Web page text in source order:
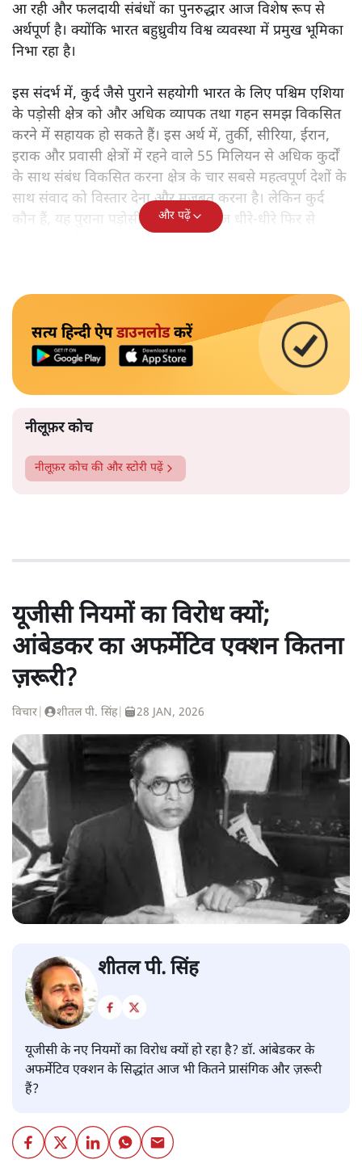
आ रही और फलदायी संबंधों का पुनरुद्धार आज विशेष रूप से
अर्थपूर्ण है। क्योंकि भारत बहुध्रुवीय विश्व व्यवस्था में प्रमुख भूमिका
निभा रहा है।
इस संदर्भ में, कुर्द जैसे पुराने सहयोगी भारत के लिए पश्चिम एशिया
के पड़ोसी क्षेत्र को और अधिक व्यापक तथा गहन समझ विकसित
करने में सहायक हो सकते हैं। इस अर्थ में, तुर्की, सीरिया, ईरान,
इराक और प्रवासी क्षेत्रों में रहने वाले 55 मिलियन से अधिक कुर्दों
के साथ संबंध विकसित करना क्षेत्र के चार सबसे महत्वपूर्ण देशों के
साथ संवाद को विस्तार देना और मजबूत करना है। लेकिन कुर्द
कौन हैं, यह पुराना पड़ोसी जिसे भारत आज धीरे-धीरे फिर से
और पढ़ें
सत्य हिन्दी ऐपडाउनलोडकरें
नीलूफ़र कोच
नीलूफ़र कोच की और स्टोरी पढ़ें
यूजीसी नियमों का विरोध क्यों;
आंबेडकर का अफर्मेटिव एक्शन कितना
ज़रूरी?
विचार शीतल पी. सिंह| 28 JAN, 2026
शीतल पी. सिंह
यूजीसी के नए नियमों का विरोध क्यों हो रहा है? डॉ. आंबेडकर के
अफर्मेटिव एक्शन के सिद्धांत आज भी कितने प्रासंगिक और ज़रूरी
हैं?